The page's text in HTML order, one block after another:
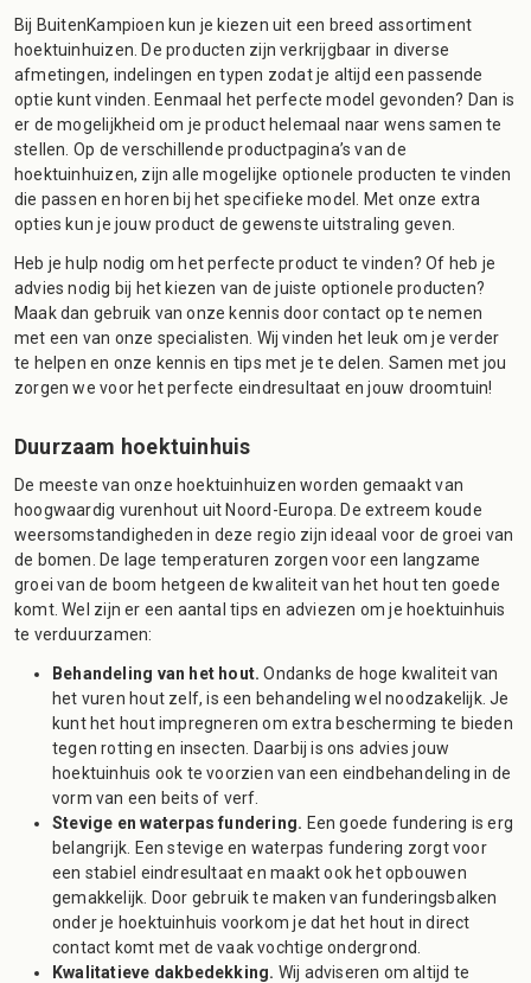
Bij BuitenKampioen kun je kiezen uit een breed assortiment
hoektuinhuizen. De producten zijn verkrijgbaar in diverse
afmetingen, indelingen en typen zodat je altijd een passende
optie kunt vinden. Eenmaal het perfecte model gevonden? Dan is
er de mogelijkheid om je product helemaal naar wens samen te
stellen. Op de verschillende productpagina’s van de
hoektuinhuizen, zijn alle mogelijke optionele producten te vinden
die passen en horen bij het specifieke model. Met onze extra
opties kun je jouw product de gewenste uitstraling geven.
Heb je hulp nodig om het perfecte product te vinden? Of heb je
advies nodig bij het kiezen van de juiste optionele producten?
Maak dan gebruik van onze kennis door contact op te nemen
met een van onze specialisten. Wij vinden het leuk om je verder
te helpen en onze kennis en tips met je te delen. Samen met jou
zorgen we voor het perfecte eindresultaat en jouw droomtuin!
Duurzaam hoektuinhuis
De meeste van onze hoektuinhuizen worden gemaakt van
hoogwaardig vurenhout uit Noord-Europa. De extreem koude
weersomstandigheden in deze regio zijn ideaal voor de groei van
de bomen. De lage temperaturen zorgen voor een langzame
groei van de boom hetgeen de kwaliteit van het hout ten goede
komt. Wel zijn er een aantal tips en adviezen om je hoektuinhuis
te verduurzamen:
Behandeling van het hout. Ondanks de hoge kwaliteit van
het vuren hout zelf, is een behandeling wel noodzakelijk. Je
kunt het hout impregneren om extra bescherming te bieden
tegen rotting en insecten. Daarbij is ons advies jouw
hoektuinhuis ook te voorzien van een eindbehandeling in de
vorm van een beits of verf.
Stevige en waterpas fundering. Een goede fundering is erg
belangrijk. Een stevige en waterpas fundering zorgt voor
een stabiel eindresultaat en maakt ook het opbouwen
gemakkelijk. Door gebruik te maken van funderingsbalken
onder je hoektuinhuis voorkom je dat het hout in direct
contact komt met de vaak vochtige ondergrond.
Kwalitatieve dakbedekking. Wij adviseren om altijd te